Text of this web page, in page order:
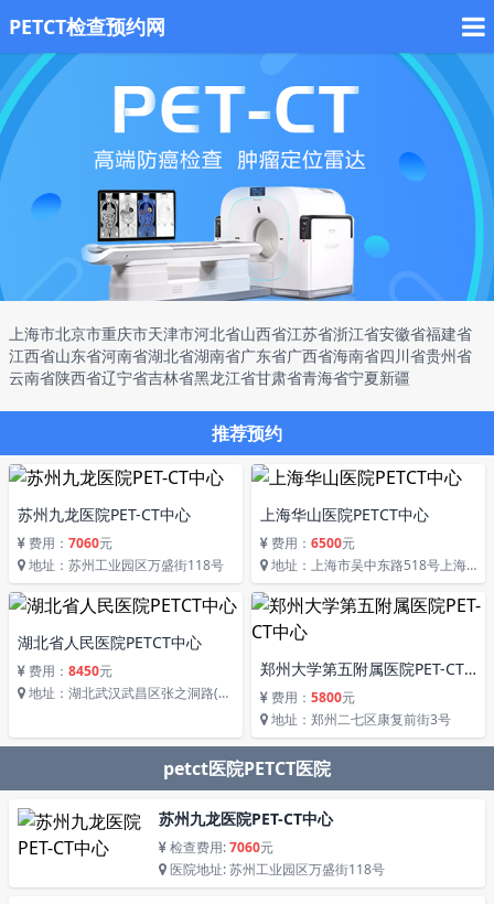
PETCT检查预约网
上海市北京市重庆市天津市河北省山西省江苏省浙江省安徽省福建省
江西省山东省河南省湖北省湖南省广东省广西省海南省四川省贵州省
云南省陕西省辽宁省吉林省黑龙江省甘肃省青海省宁夏新疆
推荐预约
苏州九龙医院PET-CT中心
费用： 7060元
地址：苏州工业园区万盛街118号
上海华山医院PETCT中心
费用： 6500元
伽马医院内(近中山西路)
湖北省人民医院PETCT中心
费用： 8450元
郑州大学第五附属医院PET-CT
中心
费用： 5800元
地址：郑州二七区康复前街3号
petct医院PETCT医院
苏州九龙医院PET-CT中心
检查费用:7060元
医院地址: 苏州工业园区万盛街118号